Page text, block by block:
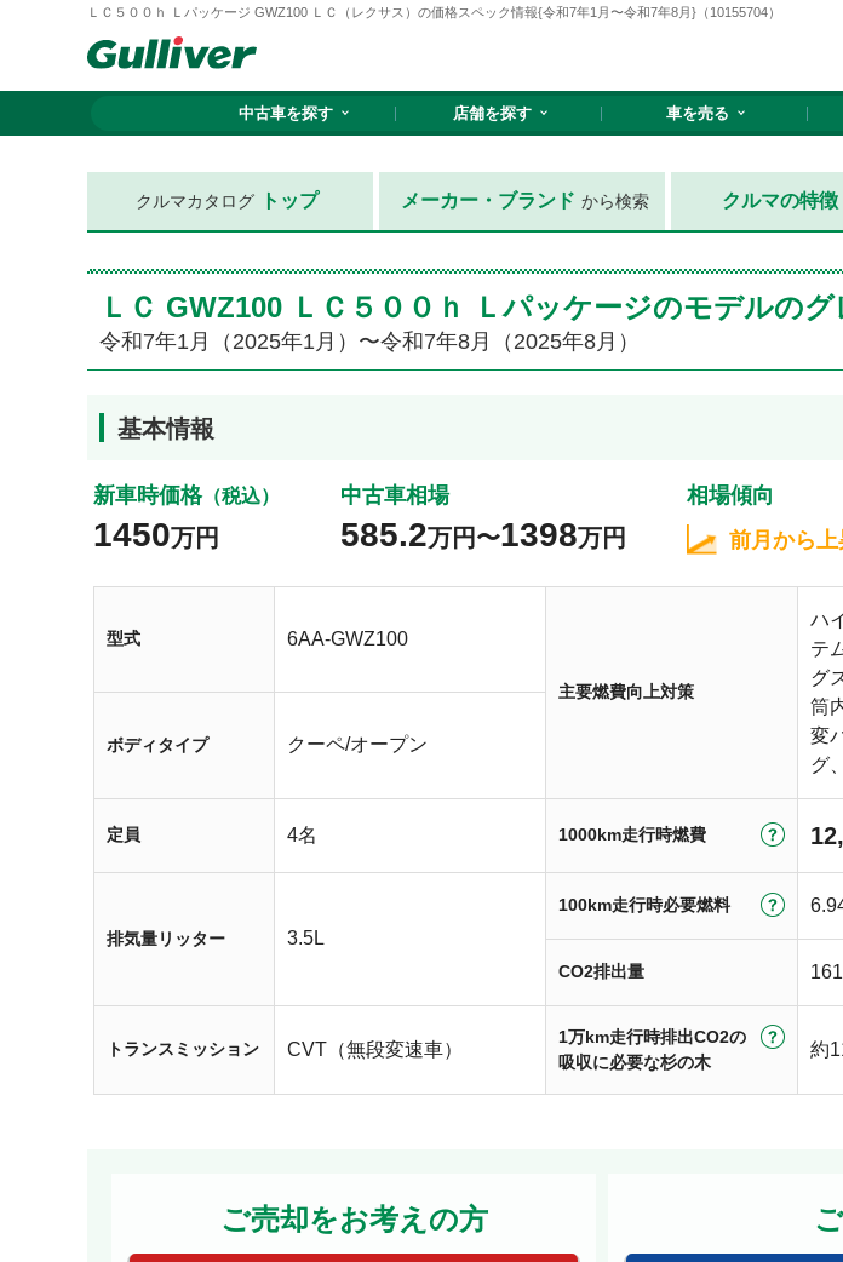
ＬＣ５００ｈ Ｌパッケージ GWZ100 ＬＣ（レクサス）の価格スペック情報{令和7年1月〜令和7年8月}（10155704）
中古車を探す 店舗を探す 車を売る
クルマカタログ トップ メーカー・ブランド から検索 クルマの特徴
ＬＣ GWZ100 ＬＣ５００ｈ Ｌパッケージのモデルの
令和7年1月（2025年1月）〜令和7年8月（2025年8月）
基本情報
新車時価格（税込）
1450万円
中古車相場
585.2万円〜1398万円
相場傾向
前月から上
型式 6AA-GWZ100
主要燃費向上対策
ハ
テ
グ
筒
変
グ
ボディタイプ クーペ/オープン
定員 4名 1000km走行時燃費
排気量リッター 3.5L
100km走行時必要燃料
CO2排出量
トランスミッション CVT（無段変速車）
1万km走行時排出CO2の
吸収に必要な杉の木
約
ご売却をお考えの方